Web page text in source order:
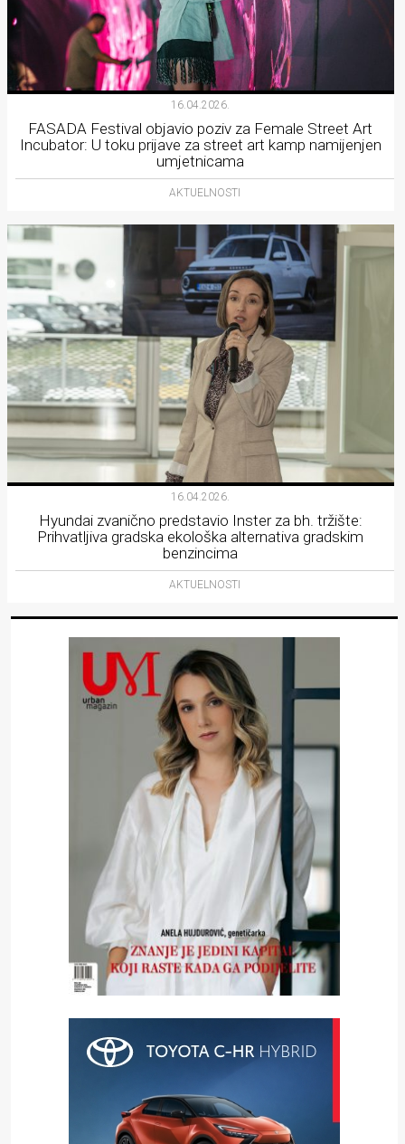
16.04.2026.
FASADA Festival objavio poziv za Female Street Art
Incubator: U toku prijave za street art kamp namijenjen
umjetnicama
AKTUELNOSTI
16.04.2026.
Hyundai zvanično predstavio Inster za bh. tržište:
Prihvatljiva gradska ekološka alternativa gradskim
benzincima
AKTUELNOSTI